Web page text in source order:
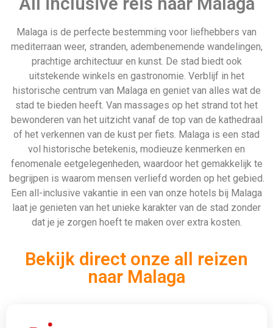
Malaga is de perfecte bestemming voor liefhebbers van
mediterraan weer, stranden, adembenemende wandelingen,
prachtige architectuur en kunst. De stad biedt ook
uitstekende winkels en gastronomie. Verblijf in het
historische centrum van Malaga en geniet van alles wat de
stad te bieden heeft. Van massages op het strand tot het
bewonderen van het uitzicht vanaf de top van de kathedraal
of het verkennen van de kust per fiets. Malaga is een stad
vol historische betekenis, modieuze kenmerken en
fenomenale eetgelegenheden, waardoor het gemakkelijk te
begrijpen is waarom mensen verliefd worden op het gebied.
Een all-inclusive vakantie in een van onze hotels bij Malaga
laat je genieten van het unieke karakter van de stad zonder
dat je je zorgen hoeft te maken over extra kosten.
Bekijk direct onze all reizen
naar Malaga